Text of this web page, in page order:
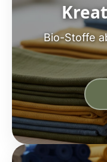
Bio-Stoffe